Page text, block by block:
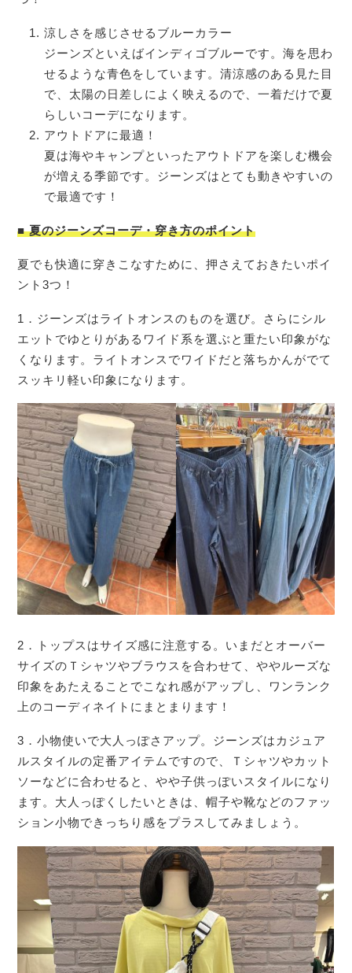
涼しさを感じさせるブルーカラー
ジーンズといえばインディゴブルーです。海を思わ
せるような青色をしています。清涼感のある見た目
で、太陽の日差しによく映えるので、一着だけで夏
らしいコーデになります。
アウトドアに最適！
夏は海やキャンプといったアウトドアを楽しむ機会
が増える季節です。ジーンズはとても動きやすいの
で最適です！
■ 夏のジーンズコーデ・穿き方のポイント
夏でも快適に穿きこなすために、押さえておきたいポイ
ント3つ！
1．ジーンズはライトオンスのものを選び。さらにシル
エットでゆとりがあるワイド系を選ぶと重たい印象がな
くなります。ライトオンスでワイドだと落ちかんがでて
スッキリ軽い印象になります。
2．トップスはサイズ感に注意する。いまだとオーバー
サイズのＴシャツやブラウスを合わせて、ややルーズな
印象をあたえることでこなれ感がアップし、ワンランク
上のコーディネイトにまとまります！
3．小物使いで大人っぽさアップ。ジーンズはカジュア
ルスタイルの定番アイテムですので、Ｔシャツやカット
ソーなどに合わせると、やや子供っぽいスタイルになり
ます。大人っぽくしたいときは、帽子や靴などのファッ
ション小物できっちり感をプラスしてみましょう。